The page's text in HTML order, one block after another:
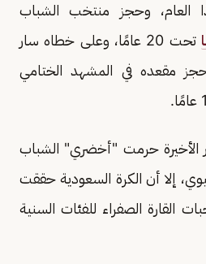
العام، وحجز منتخب الشباب
تحت 20 عامًا، وعلى خطاه سار
مقعده في المشهد الختامي
الأخيرة حرمت "أخضري" الشباب
إلا أن الكرة السعودية حققت
القارة الصفراء للفئات السنية